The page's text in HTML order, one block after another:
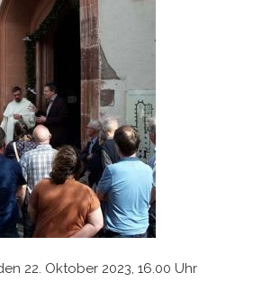
22. Oktober 2023, 16.00 Uhr